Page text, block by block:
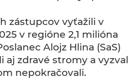
zástupcov vyťažili v
v regióne 2,1 milióna
Alojz Hlina (SaS)
aj zdravé stromy a vyzval
nepokračovali.